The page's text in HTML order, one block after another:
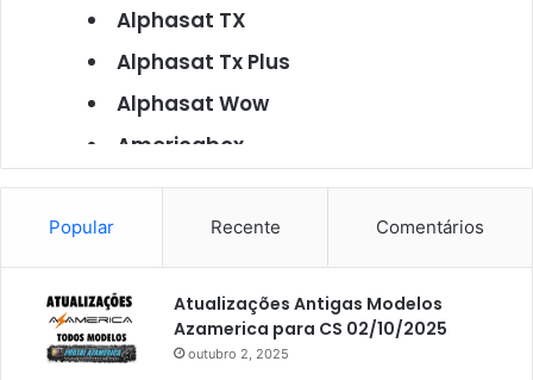
Alphasat TX
Alphasat Tx Plus
Alphasat Wow
Americabox
Americabox S101
Americabox S105
Americabox S105 Plus
Americabox S205
Americabox S205 Plus
Popular Recente Comentários
Atualizações Antigas Modelos
Azamerica para CS 02/10/2025
outubro 2, 2025